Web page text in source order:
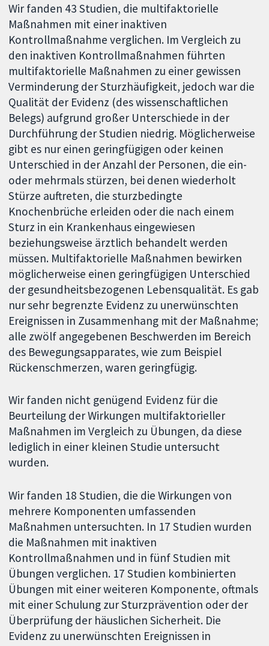
Wir fanden 43 Studien, die multifaktorielle
Maßnahmen mit einer inaktiven
Kontrollmaßnahme verglichen. Im Vergleich zu
den inaktiven Kontrollmaßnahmen führten
multifaktorielle Maßnahmen zu einer gewissen
Verminderung der Sturzhäufigkeit, jedoch war die
Qualität der Evidenz (des wissenschaftlichen
Belegs) aufgrund großer Unterschiede in der
Durchführung der Studien niedrig. Möglicherweise
gibt es nur einen geringfügigen oder keinen
Unterschied in der Anzahl der Personen, die ein-
oder mehrmals stürzen, bei denen wiederholt
Stürze auftreten, die sturzbedingte
Knochenbrüche erleiden oder die nach einem
Sturz in ein Krankenhaus eingewiesen
beziehungsweise ärztlich behandelt werden
müssen. Multifaktorielle Maßnahmen bewirken
möglicherweise einen geringfügigen Unterschied
der gesundheitsbezogenen Lebensqualität. Es gab
nur sehr begrenzte Evidenz zu unerwünschten
Ereignissen in Zusammenhang mit der Maßnahme;
alle zwölf angegebenen Beschwerden im Bereich
des Bewegungsapparates, wie zum Beispiel
Rückenschmerzen, waren geringfügig.
Wir fanden nicht genügend Evidenz für die
Beurteilung der Wirkungen multifaktorieller
Maßnahmen im Vergleich zu Übungen, da diese
lediglich in einer kleinen Studie untersucht
wurden.
Wir fanden 18 Studien, die die Wirkungen von
mehrere Komponenten umfassenden
Maßnahmen untersuchten. In 17 Studien wurden
die Maßnahmen mit inaktiven
Kontrollmaßnahmen und in fünf Studien mit
Übungen verglichen. 17 Studien kombinierten
Übungen mit einer weiteren Komponente, oftmals
mit einer Schulung zur Sturzprävention oder der
Überprüfung der häuslichen Sicherheit. Die
Evidenz zu unerwünschten Ereignissen in